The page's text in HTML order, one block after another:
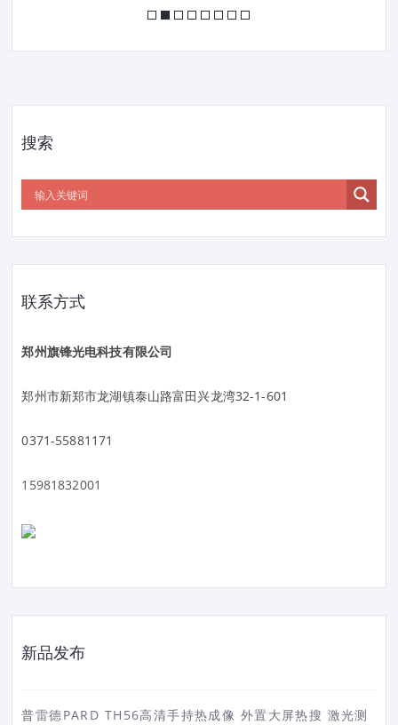
搜索
联系方式
郑州旗锋光电科技有限公司
郑州市新郑市龙湖镇泰山路富田兴龙湾32-1-601
0371-55881171
15981832001
新品发布
普雷德PARD TH56高清手持热成像 外置大屏热搜 激光测